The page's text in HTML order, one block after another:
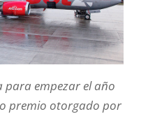
para empezar el año
premio otorgado por